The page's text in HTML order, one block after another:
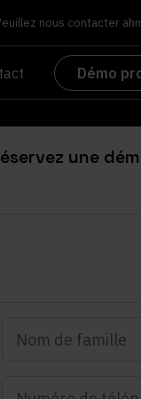
nous contacter
Démo
une